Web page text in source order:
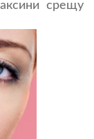
срещу